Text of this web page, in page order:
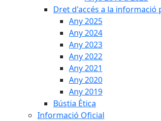
Dret d'accés a la informació
Any 2025
Any 2024
Any 2023
Any 2022
Any 2021
Any 2020
Any 2019
Bústia Ètica
Informació Oficial